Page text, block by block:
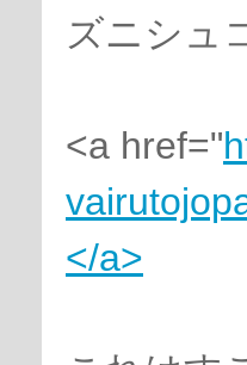
ズニシュ
<a href="
</a>